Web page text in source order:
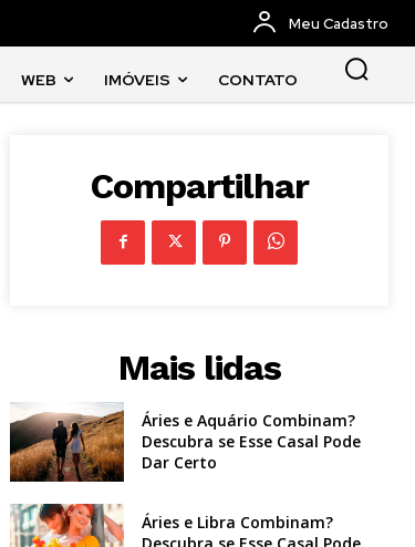
Meu Cadastro
WEB IMÓVEIS CONTATO
Compartilhar
Mais lidas
Áries e Aquário Combinam?
Descubra se Esse Casal Pode
Dar Certo
Áries e Libra Combinam?